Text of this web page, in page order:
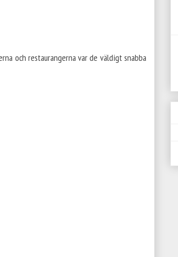
och restaurangerna var de väldigt snabba